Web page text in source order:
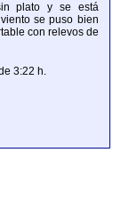
plato y se está
se puso bien
con relevos de
3:22 h.